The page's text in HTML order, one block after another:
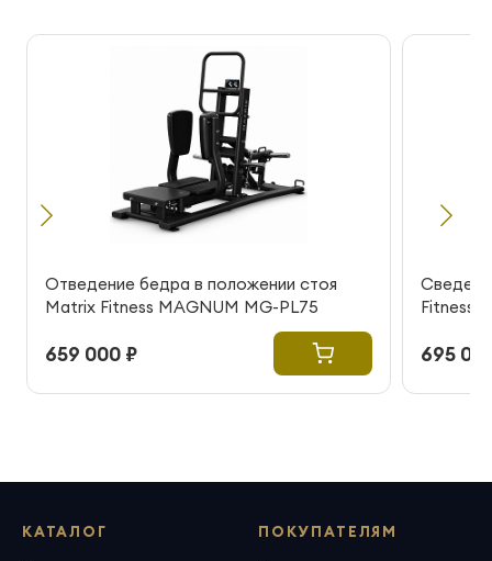
Отведение бедра в положении стоя
Matrix Fitness MAGNUM MG-PL75
659 000 ₽
Fitness
695
КАТАЛОГ ПОКУПАТЕЛЯМ